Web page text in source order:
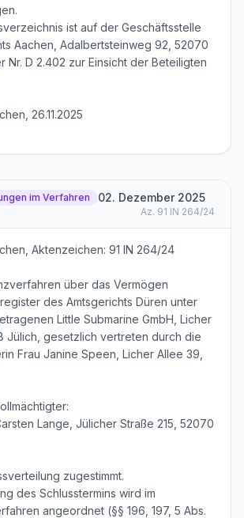
ist auf der Geschäftsstelle
Aachen, Adalbertsteinweg 92, 52070
Nr. D 2.402 zur Einsicht der Beteiligten
26.11.2025
im Verfahren 02. Dezember 2025
Az. 91 IN 264/24
Aktenzeichen: 91 IN 264/24
über das Vermögen
des Amtsgerichts Düren unter
Little Submarine GmbH, Licher
Jülich, gesetzlich vertreten durch die
Frau Janine Speen, Licher Allee 39,
Lange, Jülicher Straße 215, 52070
zugestimmt.
des Schlusstermins wird im
angeordnet (§§ 196, 197, 5 Abs.